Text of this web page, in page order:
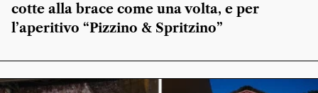
cotte alla brace come una volta, e per
l’aperitivo “Pizzino & Spritzino”